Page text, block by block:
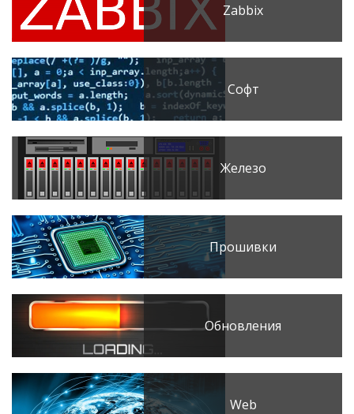
Zabbix
Софт
Железо
Прошивки
Обновления
Web